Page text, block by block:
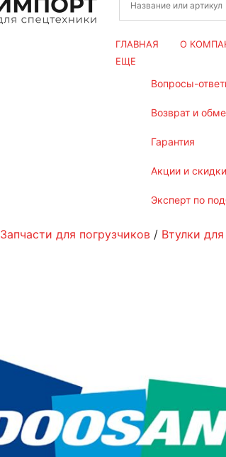
ГЛАВНАЯ О
ЕЩЕ
вопросы-
возврат и
гарантия
акции и скидки
эксперт по
Запчасти для погрузчиков / Втулки